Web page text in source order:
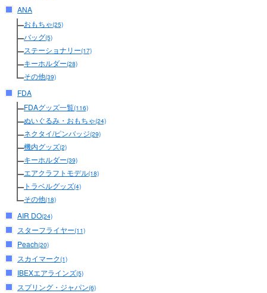
ANA
おもちゃ(25)
バッグ(5)
ステーショナリー(17)
キーホルダー(28)
その他(39)
FDA
FDAグッズ一覧(116)
ぬいぐるみ・おもちゃ(24)
ネクタイ/ピンバッジ(29)
機内グッズ(2)
キーホルダー(39)
エアクラフトモデル(18)
トラベルグッズ(4)
その他(18)
AIR DO(24)
スターフライヤー(11)
Peach(20)
スカイマーク(1)
IBEXエアラインズ(5)
スプリング・ジャパン(6)